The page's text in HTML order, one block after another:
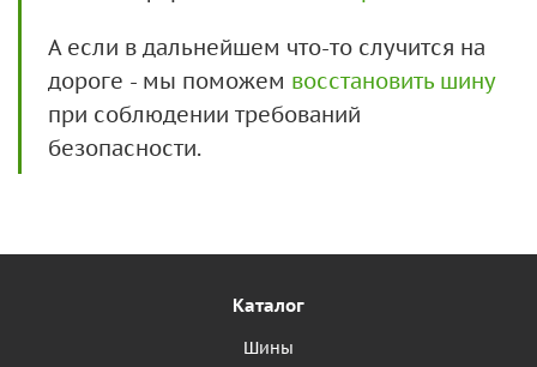
А если в дальнейшем что-то случится на
дороге - мы поможем восстановить шину
при соблюдении требований
безопасности.
Каталог
Шины